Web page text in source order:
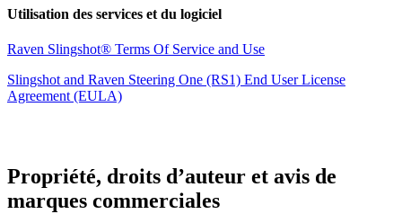
Utilisation des services et du logiciel
Raven Slingshot® Terms Of Service and Use
Slingshot and Raven Steering One (RS1) End User License
Agreement (EULA)
Propriété, droits d’auteur et avis de
marques commerciales